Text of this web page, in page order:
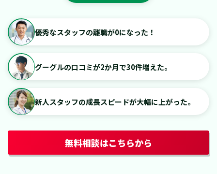
優秀なスタッフの離職が0になった！
グーグルの口コミが2か月で30件増えた。
新人スタッフの成長スピードが大幅に上がった。
無料相談はこちらから